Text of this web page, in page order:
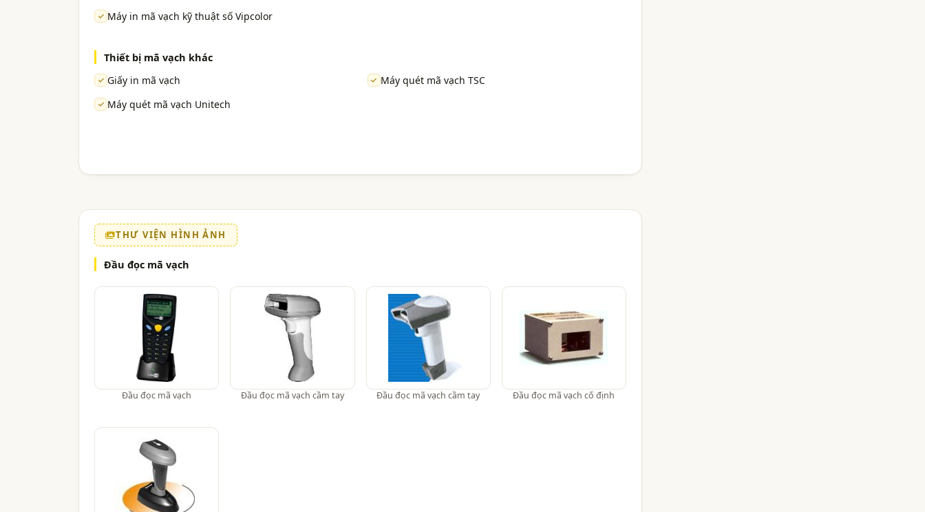
Máy in mã vạch kỹ thuật số Vipcolor
Thiết bị mã vạch khác
Giấy in mã vạch
Máy quét mã vạch TSC
Máy quét mã vạch Unitech
THƯ VIỆN HÌNH ẢNH
Đầu đọc mã vạch
Đầu đọc mã vạch Đầu đọc mã vạch cầm tay Đầu đọc mã vạch cầm tay Đầu đọc mã vạch cố định